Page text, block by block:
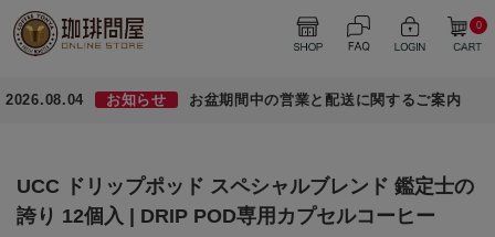
0
2026.08.04 お知らせ お盆期間中の営業と配送に関するご案内
UCC ドリップポッド スペシャルブレンド 鑑定士の
誇り 12個入 | DRIP POD専用カプセルコーヒー